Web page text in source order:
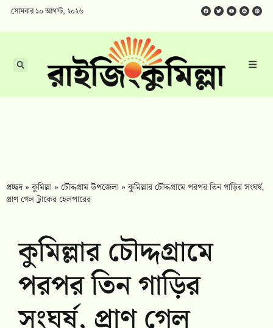
সোমবার ১০ আগস্ট, ২০২৬
প্রচ্ছদ»কুমিল্লা » চৌদ্দগ্রাম উপজেলা »কুমিল্লার চৌদ্দগ্রামে পরপর তিন গাড়ির সংঘর্ষ,
প্রাণ গেল ট্রাকের হেলপারের
কুমিল্লার চৌদ্দগ্রামে
পরপর তিন গাড়ির